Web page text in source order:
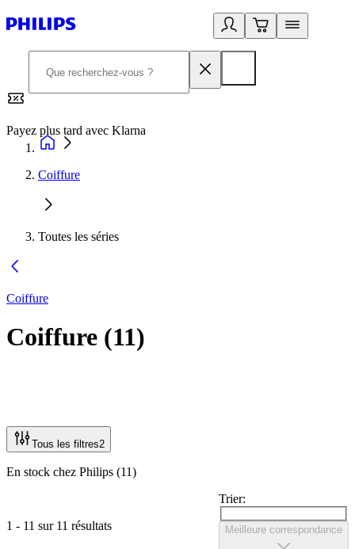
Payez plus tard avec Klarna
Coiffure
Toutes les séries
Coiffure
Coiffure (11)
Tous les filtres2
En stock chez Philips (11)
1 - 11 sur 11 résultats
Trier:
Meilleure correspondance